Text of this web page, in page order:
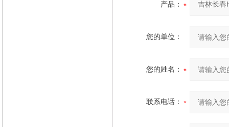
产品：
您的单位：
您的姓名：
联系电话：